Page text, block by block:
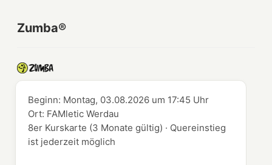
Zumba®
Beginn: Montag, 03.08.2026 um 17:45 Uhr
Ort: FAMletic Werdau
8er Kurskarte (3 Monate gültig) · Quereinstieg
ist jederzeit möglich